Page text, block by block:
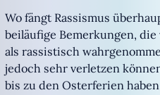
Wo fängt Rassismus
beiläufige Bemerkungen,
als rassistisch
jedoch sehr verletzen
bis zu den Osterferien